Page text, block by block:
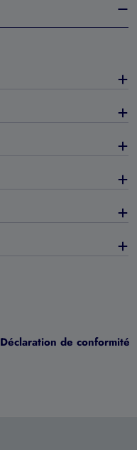
Déclaration de conformité